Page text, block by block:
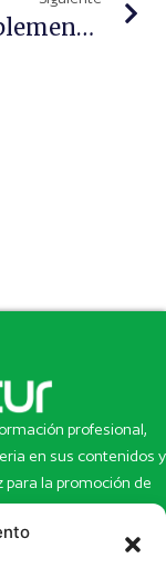
Los Suplementos De Proteínas No Son Necesarios Para Aumentar La Masa Muscular
profesional,
en sus contenidos y
la promoción de